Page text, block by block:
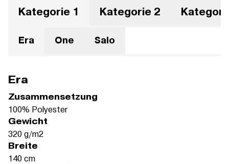
Kategorie 1 Kategorie 2
Era One Salo
Era
Zusammensetzung
100% Polyester
Gewicht
320 g/m2
Breite
140 cm